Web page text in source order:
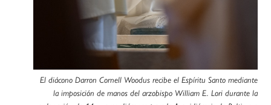
El diácono Darron Cornell Woodus recibe el Espíritu Santo mediante
la imposición de manos del arzobispo William E. Lori durante la